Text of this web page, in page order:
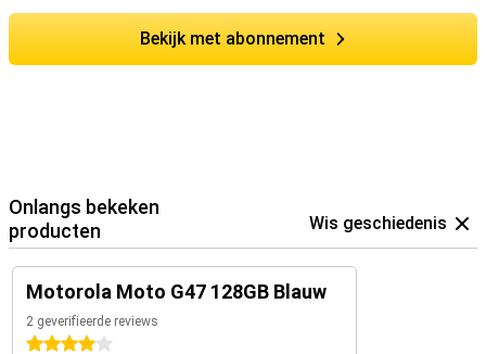
Bekijk met abonnement
Onlangs bekeken
producten
Wis geschiedenis
Motorola Moto G47 128GB Blauw
2 geverifieerde reviews
4 sterren